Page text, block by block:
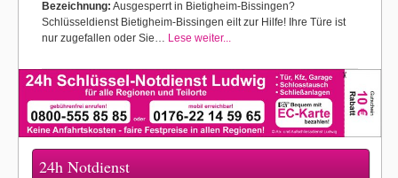
Bezeichnung: Ausgesperrt in Bietigheim-Bissingen?
Schlüsseldienst Bietigheim-Bissingen eilt zur Hilfe! Ihre Türe ist
nur zugefallen oder Sie… Lese weiter...
24h Notdienst